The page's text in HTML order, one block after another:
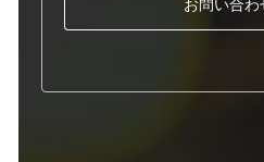
お問い合わ